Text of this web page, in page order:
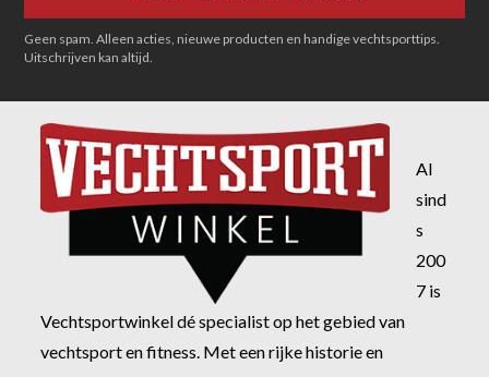
Geen spam. Alleen acties, nieuwe producten en handige vechtsporttips.
Uitschrijven kan altijd.
Al
sind
s
200
7 is
Vechtsportwinkel dé specialist op het gebied van
vechtsport en fitness. Met een rijke historie en